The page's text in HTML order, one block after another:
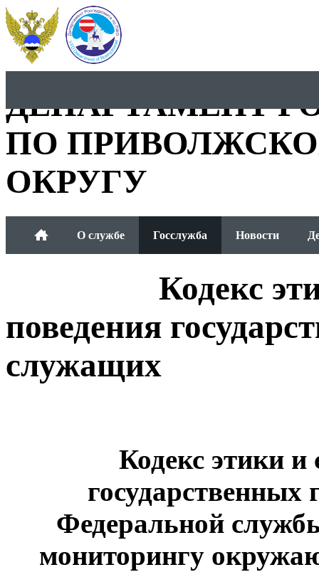
ДЕПАРТАМЕНТ
ПО
ОКРУГУ
О службе Госслужба Новости
Кодекс
поведения
служащих
Кодекс этики и
Федеральной
мониторингу